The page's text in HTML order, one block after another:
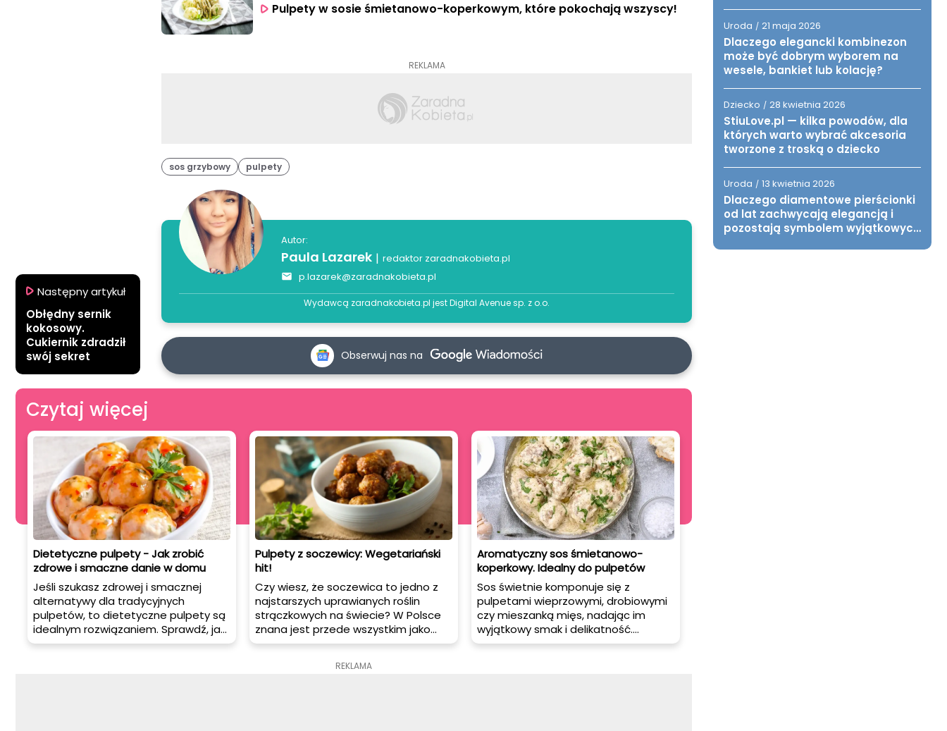
Pulpety w sosie śmietanowo-koperkowym, które pokochają wszyscy!
REKLAMA
sos grzybowy pulpety
Autor:
Paula Lazarek | redaktor zaradnakobieta.pl
p.lazarek@zaradnakobieta.pl
Wydawcą zaradnakobieta.pl jestDigital Avenue sp. z o.o.
Obserwuj nas na
Następny artykuł
Obłędny sernik
kokosowy.
Cukiernik zdradził
swój sekret
Czytaj więcej
Dietetyczne pulpety - Jak zrobić
zdrowe i smaczne danie w domu
Jeśli szukasz zdrowej i smacznej
alternatywy dla tradycyjnych
pulpetów, to dietetyczne pulpety są
idealnym rozwiązaniem. Sprawdź, jak
przygotować te pyszne pulpety, jak
Pulpety z soczewicy: Wegetariański
hit!
Czy wiesz, że soczewica to jedno z
najstarszych uprawianych roślin
strączkowych na świecie? W Polsce
znana jest przede wszystkim jako
składnik zup, ale warto pamiętać, że
innych pysznych dań. Jednym z nich
Aromatyczny sos śmietanowo-
koperkowy. Idealny do pulpetów
Sos świetnie komponuje się z
pulpetami wieprzowymi, drobiowymi
czy mieszanką mięs, nadając im
wyjątkowy smak i delikatność.
Możesz również wykorzystać ten sos
REKLAMA
Uroda / 21 maja 2026
Dlaczego elegancki kombinezon
może być dobrym wyborem na
wesele, bankiet lub kolację?
Dziecko / 28 kwietnia 2026
StiuLove.pl — kilka powodów, dla
których warto wybrać akcesoria
tworzone z troską o dziecko
Uroda / 13 kwietnia 2026
Dlaczego diamentowe pierścionki
od lat zachwycają elegancją i
pozostają symbolem wyjątkowych